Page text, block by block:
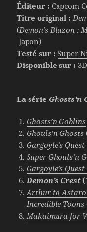
Éditeur : Capcom
Titre original :
(Demon’s Blazon :
Japon)
Testé sur : Super
Disponible sur :
La série Ghosts’n
Ghosts’n Goblins
Ghouls’n Ghosts
Gargoyle’s Quest
Super Ghouls’n
Gargoyle’s
Demon’s Crest
Arthur to
Incredible Toons
Makaimura for